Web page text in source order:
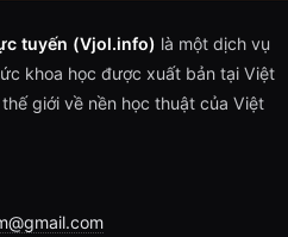
tuyến (Vjol.info) là một dịch vụ
khoa học được xuất bản tại Việt
giới về nền học thuật của Việt